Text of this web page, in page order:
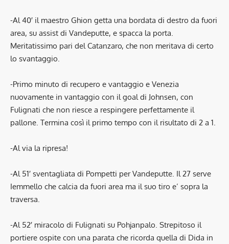
-Al 40′ il maestro Ghion getta una bordata di destro da fuori
area, su assist di Vandeputte, e spacca la porta.
Meritatissimo pari del Catanzaro, che non meritava di certo
lo svantaggio.
-Primo minuto di recupero e vantaggio e Venezia
nuovamente in vantaggio con il goal di Johnsen, con
Fulignati che non riesce a respingere perfettamente il
pallone. Termina così il primo tempo con il risultato di 2 a 1.
-Al via la ripresa!
-Al 51′ sventagliata di Pompetti per Vandeputte. Il 27 serve
Iemmello che calcia da fuori area ma il suo tiro e’ sopra la
traversa.
-Al 52′ miracolo di Fulignati su Pohjanpalo. Strepitoso il
portiere ospite con una parata che ricorda quella di Dida in